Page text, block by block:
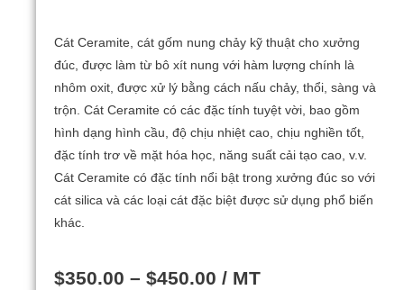
Cát Ceramite, cát gốm nung chảy kỹ thuật cho xưởng
đúc, được làm từ bô xít nung với hàm lượng chính là
nhôm oxit, được xử lý bằng cách nấu chảy, thổi, sàng và
trộn. Cát Ceramite có các đặc tính tuyệt vời, bao gồm
hình dạng hình cầu, độ chịu nhiệt cao, chịu nghiền tốt,
đặc tính trơ về mặt hóa học, năng suất cải tạo cao, v.v.
Cát Ceramite có đặc tính nổi bật trong xưởng đúc so với
cát silica và các loại cát đặc biệt được sử dụng phổ biến
khác.
$350.00 – $450.00 / MT